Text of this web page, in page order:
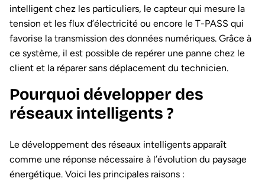
intelligent chez les particuliers, le capteur qui mesure la
tension et les flux d’électricité ou encore le T-PASS qui
favorise la transmission des données numériques. Grâce à
ce système, il est possible de repérer une panne chez le
client et la réparer sans déplacement du technicien.
Pourquoi développer des
réseaux intelligents ?
Le développement des réseaux intelligents apparaît
comme une réponse nécessaire à l’évolution du paysage
énergétique. Voici les principales raisons :